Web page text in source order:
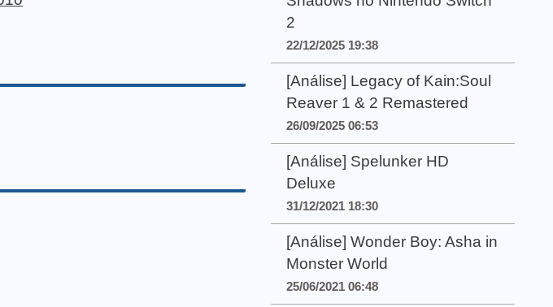
2
22/12/2025 19:38
[Análise] Legacy of Kain:Soul
Reaver 1 & 2 Remastered
26/09/2025 06:53
[Análise] Spelunker HD
Deluxe
31/12/2021 18:30
[Análise] Wonder Boy: Asha in
Monster World
25/06/2021 06:48